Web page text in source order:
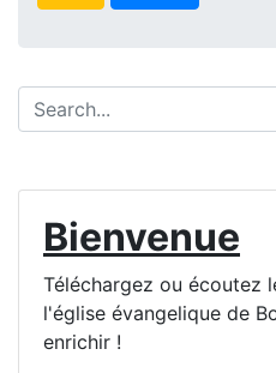
Bienvenue
Téléchargez ou écoutez
l'église évangelique de
enrichir !